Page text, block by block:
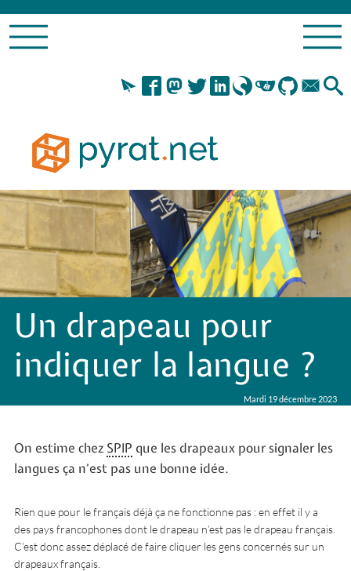
Un drapeau pour
indiquer la langue ?
Mardi 19 décembre 2023
On estime chez SPIP que les drapeaux pour signaler les
langues ça n’est pas une bonne idée.
Rien que pour le français déjà ça ne fonctionne pas : en effet il y a
des pays francophones dont le drapeau n’est pas le drapeau français.
C’est donc assez déplacé de faire cliquer les gens concernés sur un
drapeaux français.